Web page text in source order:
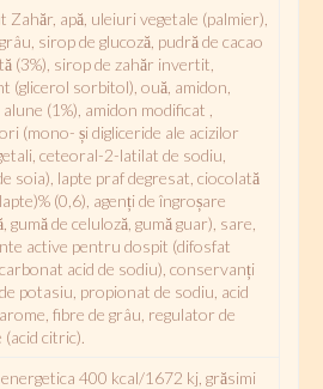
Zahăr, apă, uleiuri vegetale (palmier),
sirop de glucoză, pudră de cacao
(3%), sirop de zahăr invertit,
(glicerol sorbitol), ouă, amidon,
(1%), amidon modificat ,
(mono- și digliceride ale acizilor
ceteoral-2-latilat de sodiu,
soia), lapte praf degresat, ciocolată
(0,6), agenți de îngroșare
gumă de celuloză, gumă guar), sare,
active pentru dospit (difosfat
acid de sodiu), conservanți
potasiu, propionat de sodiu, acid
fibre de grâu, regulator de
(acid citric).
400 kcal/1672 kj, grăsimi